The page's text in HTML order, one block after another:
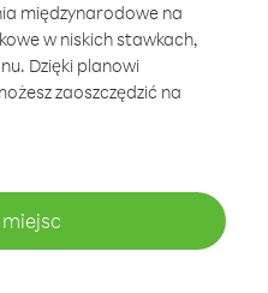
międzynarodowe na
w niskich stawkach,
Dzięki planowi
zaoszczędzić na